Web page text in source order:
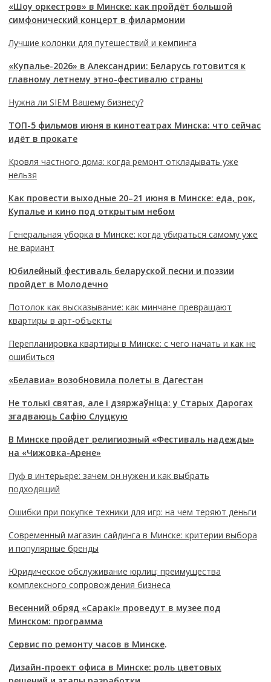
«Шоу оркестров» в Минске: как пройдёт большой
симфонический концерт в филармонии
Лучшие колонки для путешествий и кемпинга
«Купалье-2026» в Александрии: Беларусь готовится к
главному летнему этно-фестивалю страны
Нужна ли SIEM Вашему бизнесу?
ТОП-5 фильмов июня в кинотеатрах Минска: что сейчас
идёт в прокате
Кровля частного дома: когда ремонт откладывать уже
нельзя
Как провести выходные 20–21 июня в Минске: еда, рок,
Купалье и кино под открытым небом
Генеральная уборка в Минске: когда убираться самому уже
не вариант
Юбилейный фестиваль беларуской песни и поэзии
пройдет в Молодечно
Потолок как высказывание: как минчане превращают
квартиры в арт-объекты
Перепланировка квартиры в Минске: с чего начать и как не
ошибиться
«Белавиа» возобновила полеты в Дагестан
Не толькі святая, але і дзяржаўніца: у Старых Дарогах
згадваюць Сафію Слуцкую
В Минске пройдет религиозный «Фестиваль надежды»
на «Чижовка-Арене»
Пуф в интерьере: зачем он нужен и как выбрать
подходящий
Ошибки при покупке техники для игр: на чем теряют деньги
Современный магазин сайдинга в Минске: критерии выбора
и популярные бренды
Юридическое обслуживание юрлиц: преимущества
комплексного сопровождения бизнеса
Весенний обряд «Саракі» проведут в музее под
Минском: программа
Сервис по ремонту часов в Минске.
Дизайн-проект офиса в Минске: роль цветовых